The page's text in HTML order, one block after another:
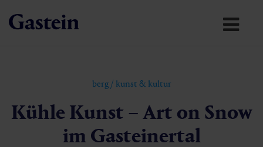
berg/ kunst & kultur
Kühle Kunst – Art on Snow
im Gasteinertal